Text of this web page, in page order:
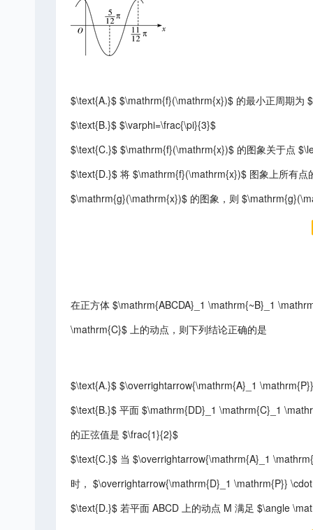
$\text{A.}$ $\mathrm{f}(\mathrm{x})$ 的最小正周期为
$\text{B.}$ $\varphi=\frac{\pi}{3}$
$\text{C.}$ $\mathrm{f}(\mathrm{x})$ 的图象关于点
$\text{D.}$ 将 $\mathrm{f}(\mathrm{x})$ 图象上所有
$\mathrm{g}(\mathrm{x})$ 的图象，则
在正方体 $\mathrm{ABCDA}_1 \mathrm{~B}_1
\mathrm{C}$ 上的动点，则下列结论正确的是
$\text{A.}$ $\overrightarrow{\mathrm{A}_1
$\text{B.}$ 平面 $\mathrm{DD}_1 \mathrm{C}_1
的正弦值是 $\frac{1}{2}$
$\text{C.}$ 当 $\overrightarrow{\mathrm{A}_1
时， $\overrightarrow{\mathrm{D}_1 \mathrm{P}}
$\text{D.}$ 若平面 ABCD 上的动点 M 满足 $\angle